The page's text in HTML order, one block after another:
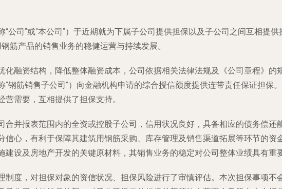
公司”或“本公司”）于近期就为下属子公司提供担保以及子公司之间互相提
筋产品的销售业务的稳健运营与持续发展。
化融资结构，降低整体融资成本，公司依据相关法律法规及《公司章程》
“钢筋销售子公司”）向金融机构申请的综合授信额度提供连带责任保证担保
需要，互相提供了担保支持。
合并报表范围内的全资或控股子公司，信用状况良好，具备相应的债务偿
信心，有利于保障其建筑用钢筋采购、库存管理及销售渠道拓展等环节的
设及房地产开发的关键原材料，其销售业务的稳定对公司整体业绩具有重
制度，对担保对象的资信状况、担保风险进行了审慎评估。本次担保事项